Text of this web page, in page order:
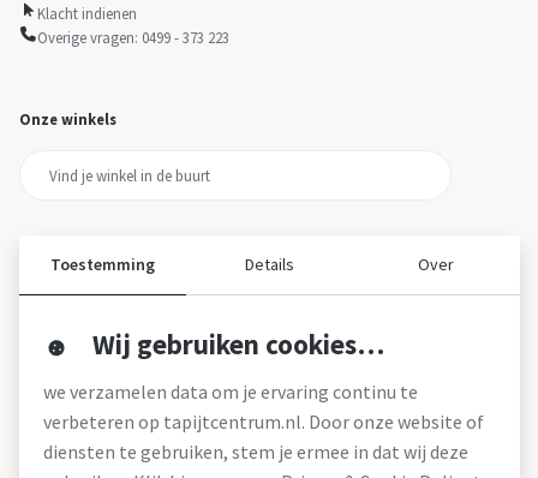
Klacht indienen
Overige vragen: 0499 - 373 223
Onze winkels
Over tapijtcentrum
Werken bij
Toestemming Details Over
Wij gebruiken cookies…
we verzamelen data om je ervaring continu te
verbeteren op tapijtcentrum.nl. Door onze website of
diensten te gebruiken, stem je ermee in dat wij deze